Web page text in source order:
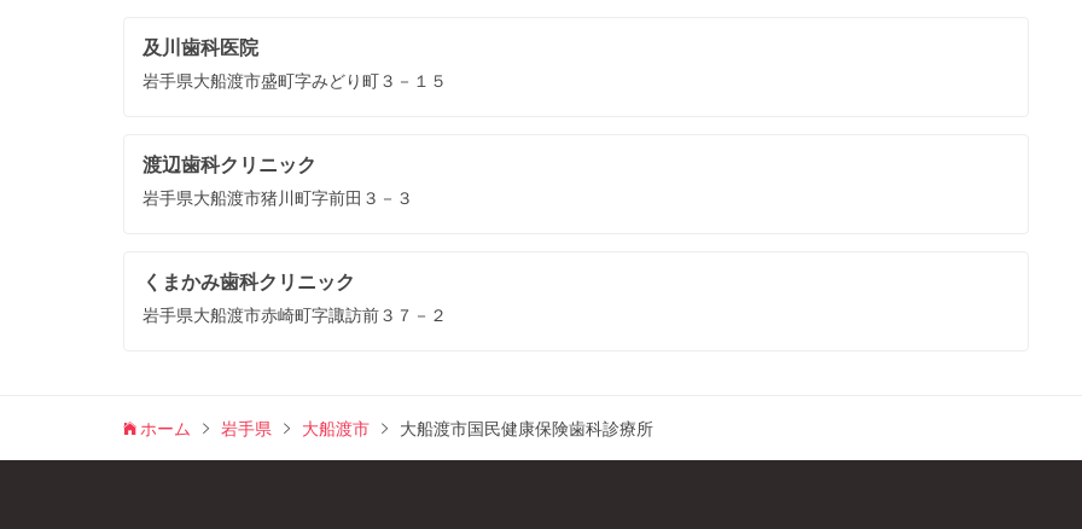
及川歯科医院
岩手県大船渡市盛町字みどり町３－１５
渡辺歯科クリニック
岩手県大船渡市猪川町字前田３－３
くまかみ歯科クリニック
岩手県大船渡市赤崎町字諏訪前３７－２
ホーム 岩手県 大船渡市 大船渡市国民健康保険歯科診療所